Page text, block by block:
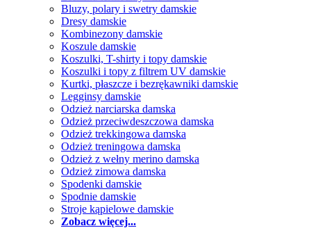
Bluzy, polary i swetry damskie
Dresy damskie
Kombinezony damskie
Koszule damskie
Koszulki, T-shirty i topy damskie
Koszulki i topy z filtrem UV damskie
Kurtki, płaszcze i bezrękawniki damskie
Legginsy damskie
Odzież narciarska damska
Odzież przeciwdeszczowa damska
Odzież trekkingowa damska
Odzież treningowa damska
Odzież z wełny merino damska
Odzież zimowa damska
Spodenki damskie
Spodnie damskie
Stroje kąpielowe damskie
Zobacz więcej...